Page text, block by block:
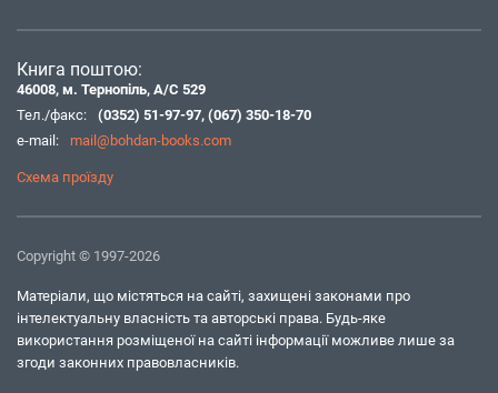
Книга поштою:
46008, м. Тернопіль, А/С 529
Тел./факс:
(0352) 51-97-97, (067) 350-18-70
e-mail:
mail@bohdan-books.com
Схема проїзду
Copyright © 1997-2026
Матеріали, що містяться на сайті, захищені законами про
інтелектуальну власність та авторські права. Будь-яке
використання розміщеної на сайті інформації можливе лише за
згоди законних правовласників.